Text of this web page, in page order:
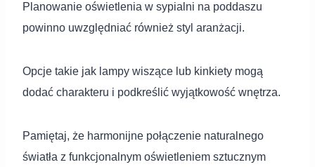
Planowanie oświetlenia w sypialni na poddaszu
powinno uwzględniać również styl aranżacji.
Opcje takie jak lampy wiszące lub kinkiety mogą
dodać charakteru i podkreślić wyjątkowość wnętrza.
Pamiętaj, że harmonijne połączenie naturalnego
światła z funkcjonalnym oświetleniem sztucznym